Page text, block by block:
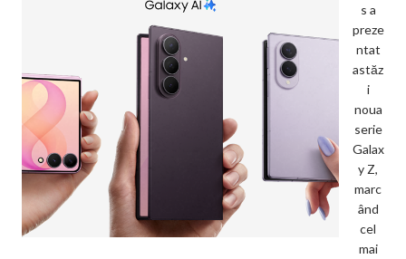
s a
preze
ntat
astăz
i
noua
serie
Galax
y Z,
marc
ând
cel
mai